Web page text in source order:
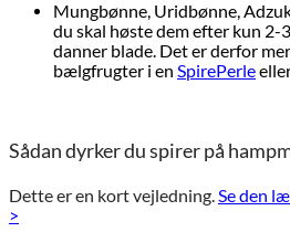
Mungbønne, Uridbønne,
du skal høste dem efter kun 2-
danner blade. Det er derfor
bælgfrugter i en SpirePerle
Sådan dyrker du spirer på
Dette er en kort vejledning. Se den
>